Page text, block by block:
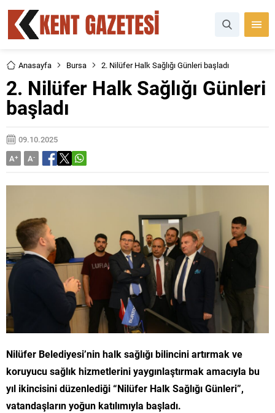
Anasayfa Bursa 2. Nilüfer Halk Sağlığı Günleri başladı
2. Nilüfer Halk Sağlığı Günleri
başladı
09.10.2025
A+ A-
Nilüfer Belediyesi’nin halk sağlığı bilincini artırmak ve
koruyucu sağlık hizmetlerini yaygınlaştırmak amacıyla bu
yıl ikincisini düzenlediği “Nilüfer Halk Sağlığı Günleri”,
vatandaşların yoğun katılımıyla başladı.